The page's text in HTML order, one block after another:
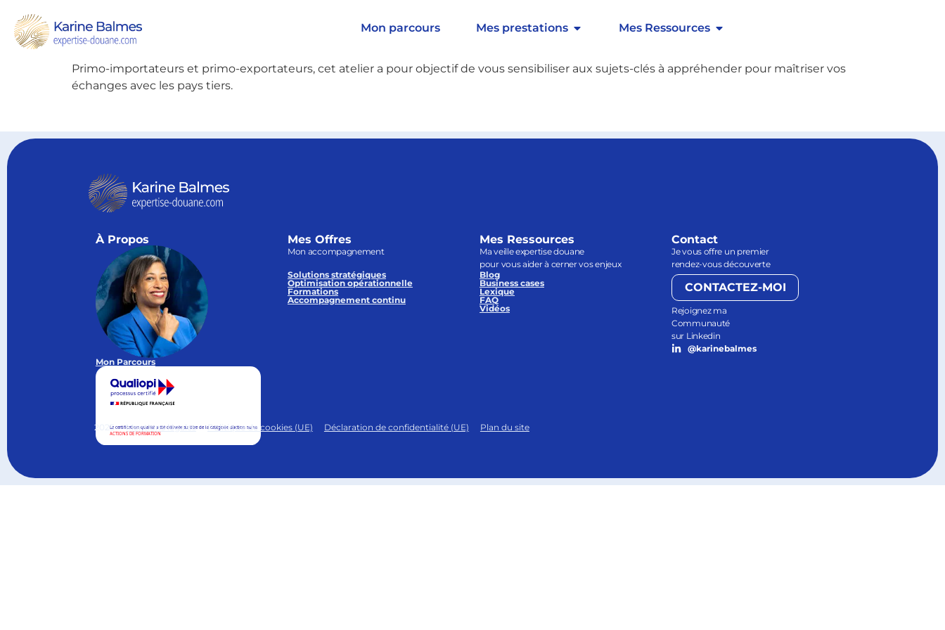
Mon parcours Mes prestations Mes Ressources
« Import / Export : les procédures de dédouanement »
le 20/03/2018 à 9h30
Primo-importateurs et primo-exportateurs, cet atelier a pour objectif de vous sensibiliser aux sujets-clés à appréhender pour maîtriser vos
échanges avec les pays tiers.
À Propos
Mon Parcours
Mes Offres
Mon accompagnement
Solutions stratégiques
Optimisation opérationnelle
Formations
Accompagnement continu
Mes Ressources
Ma veille expertise douane
pour vous aider à cerner vos enjeux
Blog
Business cases
Lexique
FAQ
Vidéos
Contact
Je vous offre un premier
rendez-vous découverte
CONTACTEZ-MOI
Rejoignez ma
Communauté
sur Linkedin
@karinebalmes
2025 Mentions légales Politique de cookies (UE) Déclaration de confidentialité (UE) Plan du site